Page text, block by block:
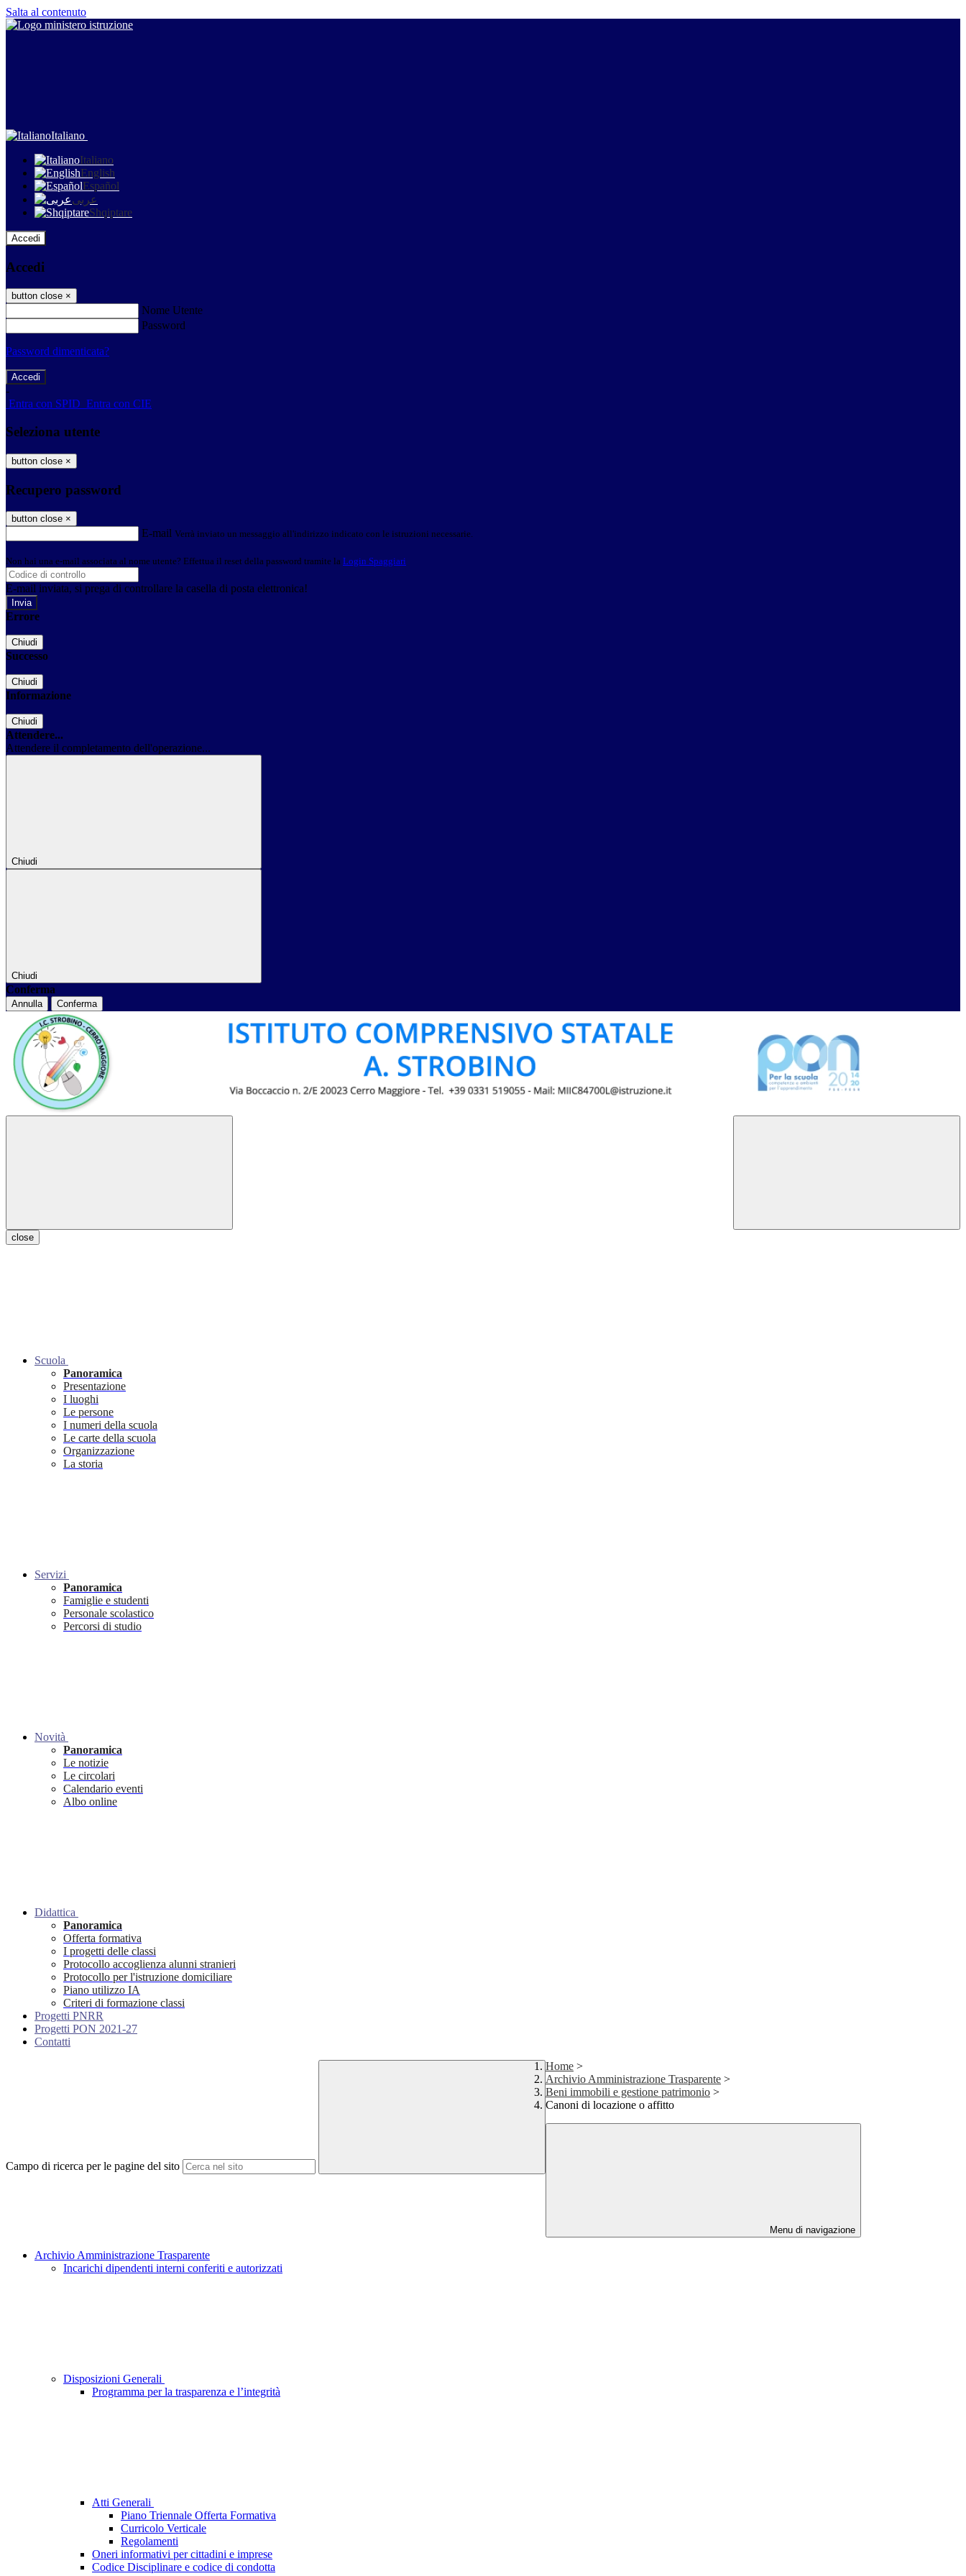
Salta al contenuto
Italiano
Italiano
English
Español
عربى
Shqiptare
Accedi
Accedi
button close ×
Nome Utente
Password
Password dimenticata?
-
Entra con SPID Entra con CIE
Seleziona utente
button close ×
Recupero password
button close ×
E-mail Verrà inviato un messaggio all'indirizzo indicato con le istruzioni necessarie.
Non hai una e-mail associata al nome utente? Effettua il reset della password tramite la Login Spaggiari
E-mail inviata, si prega di controllare la casella di posta elettronica!
Errore
Chiudi
Successo
Chiudi
Informazione
Chiudi
Attendere...
Attendere il completamento dell'operazione...
Chiudi
Chiudi
Conferma
Annulla Conferma
close
Scuola
Panoramica
Presentazione
I luoghi
Le persone
I numeri della scuola
Le carte della scuola
Organizzazione
La storia
Servizi
Panoramica
Famiglie e studenti
Personale scolastico
Percorsi di studio
Novità
Panoramica
Le notizie
Le circolari
Calendario eventi
Albo online
Didattica
Panoramica
Offerta formativa
I progetti delle classi
Protocollo accoglienza alunni stranieri
Protocollo per l'istruzione domiciliare
Piano utilizzo IA
Criteri di formazione classi
Progetti PNRR
Progetti PON 2021-27
Contatti
Campo di ricerca per le pagine del sito
Home >
Archivio Amministrazione Trasparente >
Beni immobili e gestione patrimonio >
Canoni di locazione o affitto
Menu di navigazione
Archivio Amministrazione Trasparente
Incarichi dipendenti interni conferiti e autorizzati
Disposizioni Generali
Programma per la trasparenza e l’integrità
Atti Generali
Piano Triennale Offerta Formativa
Curricolo Verticale
Regolamenti
Oneri informativi per cittadini e imprese
Codice Disciplinare e codice di condotta